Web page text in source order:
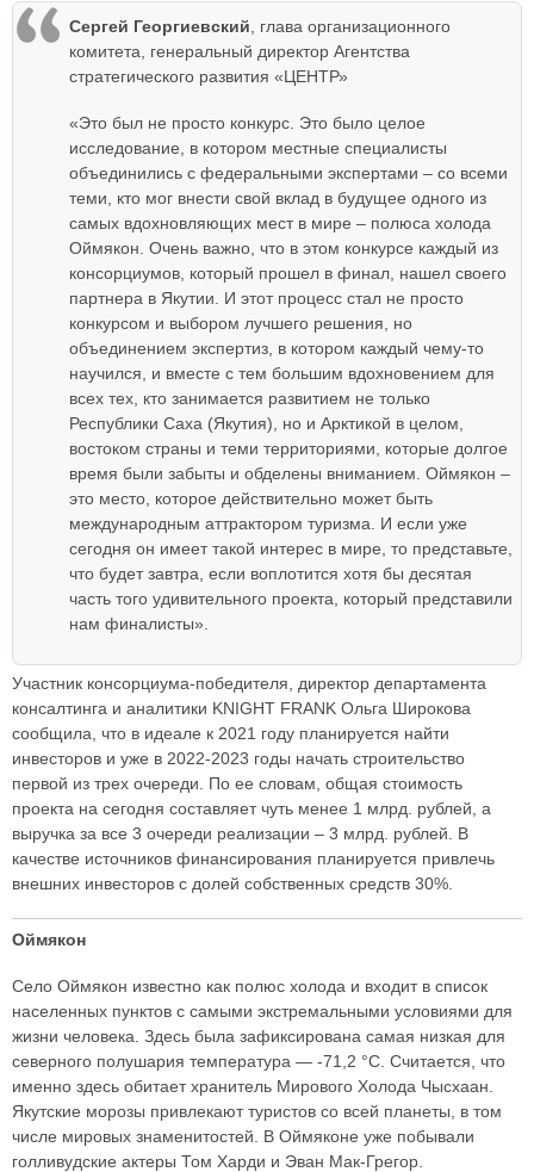
Сергей Георгиевский , глава организационного
комитета, генеральный директор Агентства
стратегического развития «ЦЕНТР»
«Это был не просто конкурс. Это было целое
исследование, в котором местные специалисты
объединились с федеральными экспертами – со всеми
теми, кто мог внести свой вклад в будущее одного из
самых вдохновляющих мест в мире – полюса холода
Оймякон. Очень важно, что в этом конкурсе каждый из
консорциумов, который прошел в финал, нашел своего
партнера в Якутии. И этот процесс стал не просто
конкурсом и выбором лучшего решения, но
объединением экспертиз, в котором каждый чему-то
научился, и вместе с тем большим вдохновением для
всех тех, кто занимается развитием не только
Республики Саха (Якутия), но и Арктикой в целом,
востоком страны и теми территориями, которые долгое
время были забыты и обделены вниманием. Оймякон –
это место, которое действительно может быть
международным аттрактором туризма. И если уже
сегодня он имеет такой интерес в мире, то представьте,
что будет завтра, если воплотится хотя бы десятая
часть того удивительного проекта, который представили
нам финалисты».
Участник консорциума-победителя, директор департамента
консалтинга и аналитики KNIGHT FRANK Ольга Широкова
сообщила, что в идеале к 2021 году планируется найти
инвесторов и уже в 2022-2023 годы начать строительство
первой из трех очереди. По ее словам, общая стоимость
проекта на сегодня составляет чуть менее 1 млрд. рублей, а
выручка за все 3 очереди реализации – 3 млрд. рублей. В
качестве источников финансирования планируется привлечь
внешних инвесторов с долей собственных средств 30%.
Оймякон
Село Оймякон известно как полюс холода и входит в список
населенных пунктов с самыми экстремальными условиями для
жизни человека. Здесь была зафиксирована самая низкая для
северного полушария температура — -71,2 °С. Считается, что
именно здесь обитает хранитель Мирового Холода Чысхаан.
Якутские морозы привлекают туристов со всей планеты, в том
числе мировых знаменитостей. В Оймяконе уже побывали
голливудские актеры Том Харди и Эван Мак-Грегор.